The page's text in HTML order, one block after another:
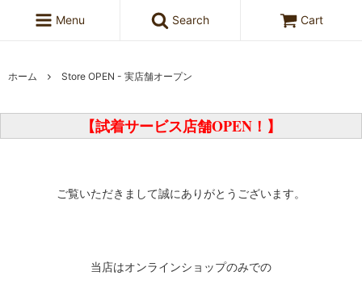
Menu Search Cart
ホーム Store OPEN - 実店舗オープン
【試着サービス店舗OPEN！】
ご覧いただきまして誠にありがとうございます。
当店はオンラインショップのみでの